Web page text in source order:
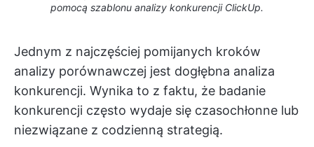
pomocą szablonu analizy konkurencji ClickUp.
Jednym z najczęściej pomijanych kroków
analizy porównawczej jest dogłębna analiza
konkurencji. Wynika to z faktu, że badanie
konkurencji często wydaje się czasochłonne lub
niezwiązane z codzienną strategią.